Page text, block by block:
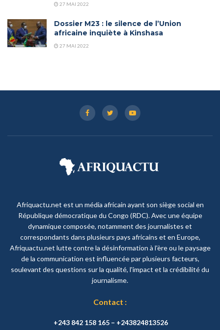
27 MAI 2022
Dossier M23 : le silence de l’Union
africaine inquiète à Kinshasa
27 MAI 2022
Afriquactu.net est un média africain ayant son siège social en
République démocratique du Congo (RDC). Avec une équipe
dynamique composée, notamment des journalistes et
correspondants dans plusieurs pays africains et en Europe,
Afriquactu.net lutte contre la désinformation à l'ère ou le paysage
de la communication est influencée par plusieurs facteurs,
soulevant des questions sur la qualité, l'impact et la crédibilité du
journalisme.
Contact :
+243 842 158 165 – +243824813526